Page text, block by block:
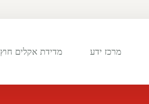
מרכז ידע מדידת אקלים חוץ